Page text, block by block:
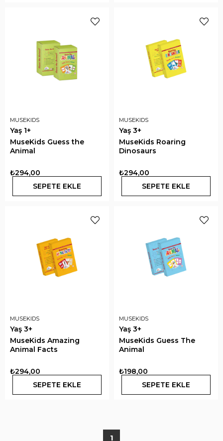
MUSEKIDS
Yaş 1+
MuseKids Guess the
Animal
₺294,00
SEPETE EKLE
MUSEKIDS
Yaş 3+
MuseKids Roaring
Dinosaurs
₺294,00
SEPETE EKLE
MUSEKIDS
Yaş 3+
MuseKids Amazing
Animal Facts
₺294,00
SEPETE EKLE
MUSEKIDS
Yaş 3+
MuseKids Guess The
Animal
₺198,00
SEPETE EKLE
1